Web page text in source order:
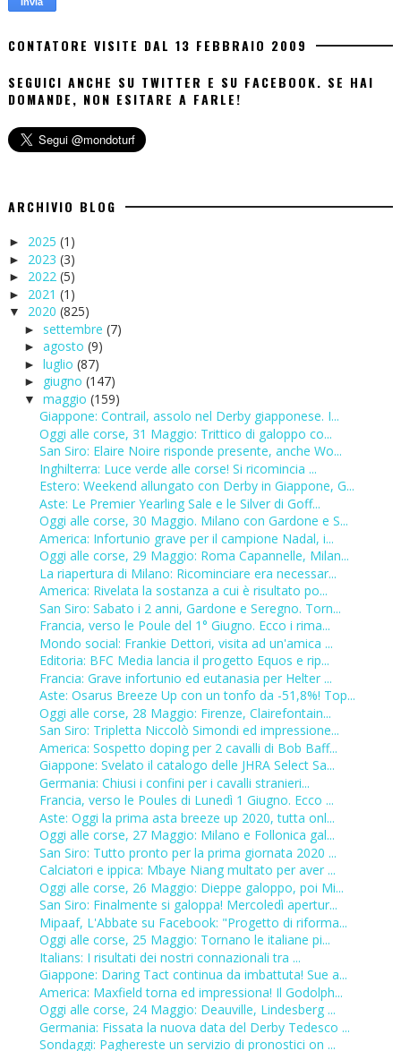
CONTATORE VISITE DAL 13 FEBBRAIO 2009
SEGUICI ANCHE SU TWITTER E SU FACEBOOK. SE HAI
DOMANDE, NON ESITARE A FARLE!
ARCHIVIO BLOG
► 2025 (1)
► 2023 (3)
► 2022 (5)
► 2021 (1)
▼ 2020 (825)
► settembre (7)
► agosto (9)
► luglio (87)
► giugno (147)
▼ maggio (159)
Giappone: Contrail, assolo nel Derby giapponese. I...
Oggi alle corse, 31 Maggio: Trittico di galoppo co...
San Siro: Elaire Noire risponde presente, anche Wo...
Inghilterra: Luce verde alle corse! Si ricomincia ...
Estero: Weekend allungato con Derby in Giappone, G...
Aste: Le Premier Yearling Sale e le Silver di Goff...
Oggi alle corse, 30 Maggio. Milano con Gardone e S...
America: Infortunio grave per il campione Nadal, i...
Oggi alle corse, 29 Maggio: Roma Capannelle, Milan...
La riapertura di Milano: Ricominciare era necessar...
America: Rivelata la sostanza a cui è risultato po...
San Siro: Sabato i 2 anni, Gardone e Seregno. Torn...
Francia, verso le Poule del 1° Giugno. Ecco i rima...
Mondo social: Frankie Dettori, visita ad un'amica ...
Editoria: BFC Media lancia il progetto Equos e rip...
Francia: Grave infortunio ed eutanasia per Helter ...
Aste: Osarus Breeze Up con un tonfo da -51,8%! Top...
Oggi alle corse, 28 Maggio: Firenze, Clairefontain...
San Siro: Tripletta Niccolò Simondi ed impressione...
America: Sospetto doping per 2 cavalli di Bob Baff...
Giappone: Svelato il catalogo delle JHRA Select Sa...
Germania: Chiusi i confini per i cavalli stranieri...
Francia, verso le Poules di Lunedì 1 Giugno. Ecco ...
Aste: Oggi la prima asta breeze up 2020, tutta onl...
Oggi alle corse, 27 Maggio: Milano e Follonica gal...
San Siro: Tutto pronto per la prima giornata 2020 ...
Calciatori e ippica: Mbaye Niang multato per aver ...
Oggi alle corse, 26 Maggio: Dieppe galoppo, poi Mi...
San Siro: Finalmente si galoppa! Mercoledì apertur...
Mipaaf, L'Abbate su Facebook: "Progetto di riforma...
Oggi alle corse, 25 Maggio: Tornano le italiane pi...
Italians: I risultati dei nostri connazionali tra ...
Giappone: Daring Tact continua da imbattuta! Sue a...
America: Maxfield torna ed impressiona! Il Godolph...
Oggi alle corse, 24 Maggio: Deauville, Lindesberg ...
Germania: Fissata la nuova data del Derby Tedesco ...
Sondaggi: Paghereste un servizio di pronostici on ...